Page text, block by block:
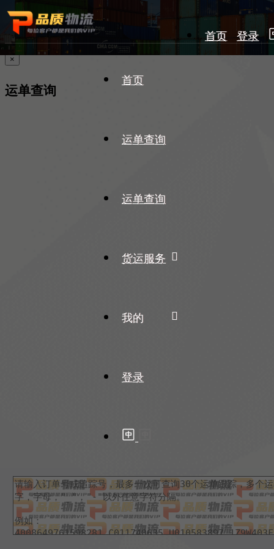
首页 登录
首页
运单查询
运单查询
货运服务
我的
登录
×
运单查询